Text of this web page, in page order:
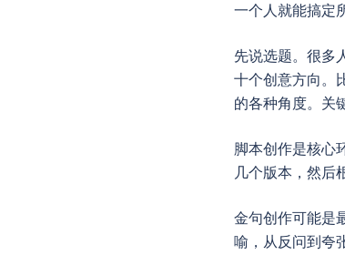
一个人就能搞定
先说选题。很多
十个创意方向。
的各种角度。关
脚本创作是核心
几个版本，然后
金句创作可能是
喻，从反问到夸